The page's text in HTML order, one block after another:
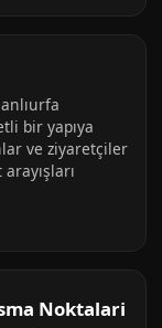
bir yapıya
ve ziyaretçiler
Noktalari